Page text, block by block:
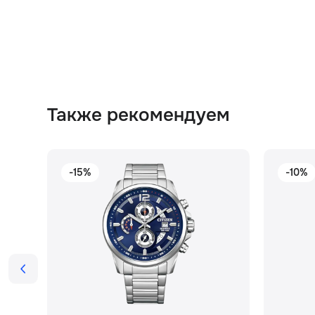
Также рекомендуем
-15% -10%